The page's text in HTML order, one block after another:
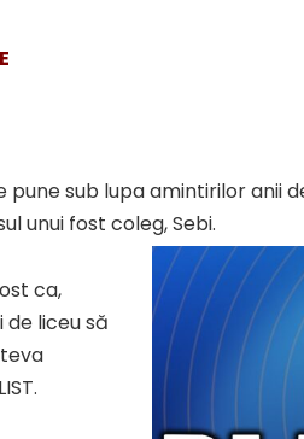
pune sub lupa amintirilor anii
unui fost coleg, Sebi.
ca,
liceu să